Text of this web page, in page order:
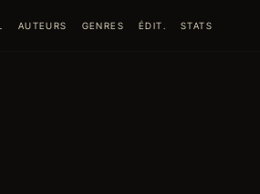
AUTEURS GENRES ÉDIT. STATS